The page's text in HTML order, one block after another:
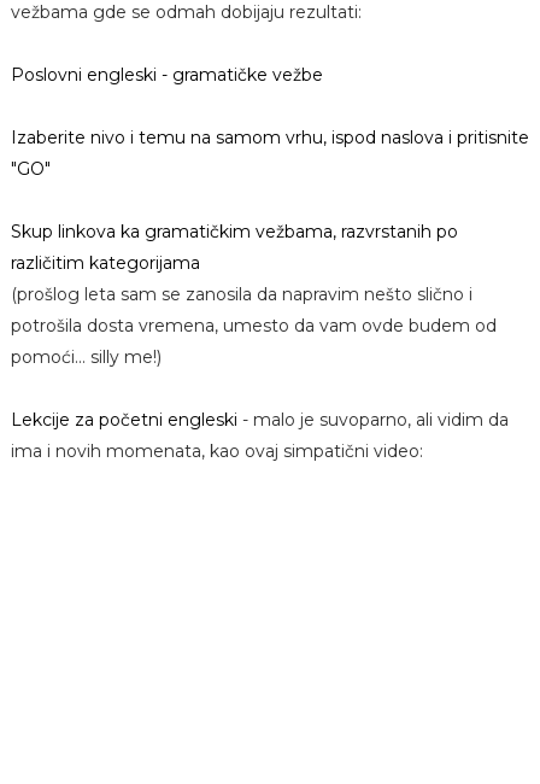
vežbama gde se odmah dobijaju rezultati:
Poslovni engleski - gramatičke vežbe
Izaberite nivo i temu na samom vrhu, ispod naslova i pritisnite
"GO"
Skup linkova ka gramatičkim vežbama, razvrstanih po
različitim kategorijama
(prošlog leta sam se zanosila da napravim nešto slično i
potrošila dosta vremena, umesto da vam ovde budem od
pomoći... silly me!)
Lekcije za početni engleski - malo je suvoparno, ali vidim da
ima i novih momenata, kao ovaj simpatični video: